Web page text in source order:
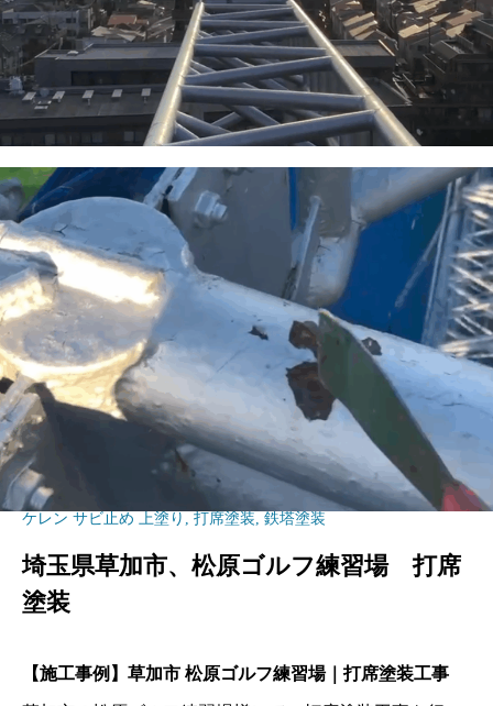
ケレン サビ止め 上塗り , 打席塗装, 鉄塔塗装
埼玉県草加市、松原ゴルフ練習場 打席
塗装
【施工事例】草加市 松原ゴルフ練習場｜打席塗装工事